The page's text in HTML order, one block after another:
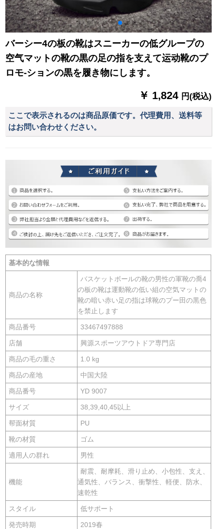
バーシー4の板の靴はスニーカーの低グループの
空气マットの靴の黒の足の指を支えて运动靴のプ
ロモ-ションの黒を履き物にします。
￥ 1,824 円(税込)
ここで表示されるのは商品原価です。代理費用、送料等
はお問い合わせください。
基本的な情報
商品の名称
バスケットボールの靴の男性の軍靴の喬4
の板の靴は運動靴の低い組の空気マットの
靴の暗い赤い足の指は球靴のプー田の黒色
を禁止します
商品番号 33467497888
店舗 興源スポーツアウトドア専門店
商品の毛の重さ 1.0 kg
商品の産地 中国大陸
商品番号 YD 9007
サイズ 38,39,40,45以上
帮面材質 PU
靴の材質 ゴム
適用人の群れ 男性
機能
耐震、耐摩耗、滑り止め、小包性、支え、
通気性、バランス、衝撃性、軽便、防水、
速乾性
スタイル 低サポート
発売時期 2019春